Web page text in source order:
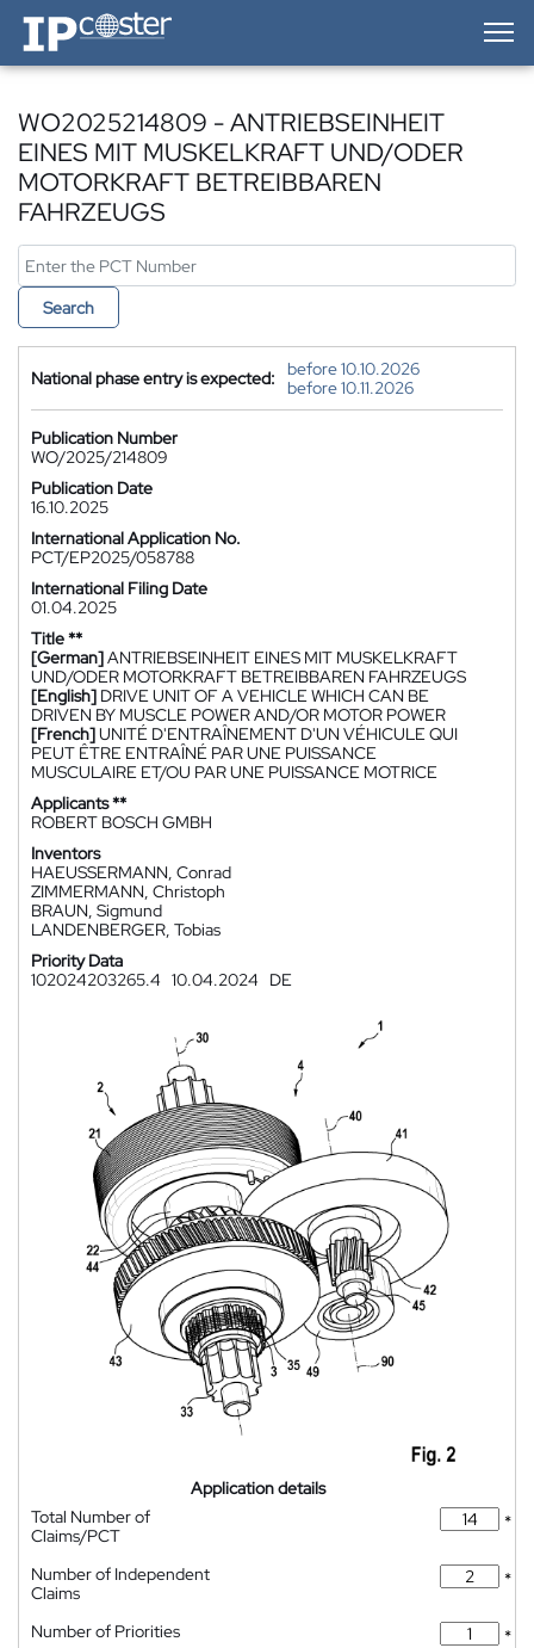
IP-Coster — Home
WO2025214809 - ANTRIEBSEINHEIT
EINES MIT MUSKELKRAFT UND/ODER
MOTORKRAFT BETREIBBAREN
FAHRZEUGS
Search
National phase entry is expected:
before 10.10.2026
before 10.11.2026
Publication Number
WO/2025/214809
Publication Date
16.10.2025
International Application No.
PCT/EP2025/058788
International Filing Date
01.04.2025
Title **
[German]ANTRIEBSEINHEIT EINES MIT MUSKELKRAFT
UND/ODER MOTORKRAFT BETREIBBAREN FAHRZEUGS
[English] DRIVE UNIT OF A VEHICLE WHICH CAN BE
DRIVEN BY MUSCLE POWER AND/OR MOTOR POWER
[French]UNITÉ D'ENTRAÎNEMENT D'UN VÉHICULE QUI
PEUT ÊTRE ENTRAÎNÉ PAR UNE PUISSANCE
MUSCULAIRE ET/OU PAR UNE PUISSANCE MOTRICE
Applicants **
ROBERT BOSCH GMBH
Inventors
HAEUSSERMANN, Conrad
ZIMMERMANN, Christoph
BRAUN, Sigmund
LANDENBERGER, Tobias
Priority Data
102024203265.4 10.04.2024 DE
Application details
Total Number of
Claims/PCT
*
Number of Independent
Claims
*
Number of Priorities
*